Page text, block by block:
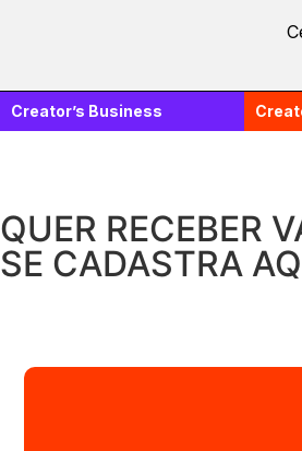
Creator’s Business
QUER RECEBER
SE CADASTRA